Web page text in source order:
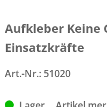
Aufkleber Keine
Einsatzkräfte
Art.-Nr.: 51020